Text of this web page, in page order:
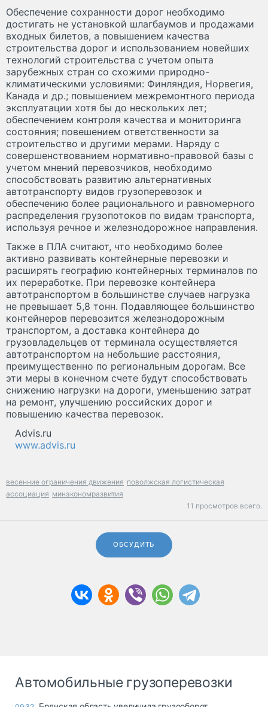
Обеспечение сохранности дорог необходимо
достигать не установкой шлагбаумов и продажами
входных билетов, а повышением качества
строительства дорог и использованием новейших
технологий строительства с учетом опыта
зарубежных стран со схожими природно-
климатическими условиями: Финляндия, Норвегия,
Канада и др.; повышением межремонтного периода
эксплуатации хотя бы до нескольких лет;
обеспечением контроля качества и мониторинга
состояния; повешением ответственности за
строительство и другими мерами. Наряду с
совершенствованием нормативно-правовой базы с
учетом мнений перевозчиков, необходимо
способствовать развитию альтернативных
автотранспорту видов грузоперевозок и
обеспечению более рационального и равномерного
распределения грузопотоков по видам транспорта,
используя речное и железнодорожное направления.
Также в ПЛА считают, что необходимо более
активно развивать контейнерные перевозки и
расширять географию контейнерных терминалов по
их переработке. При перевозке контейнера
автотранспортом в большинстве случаев нагрузка
не превышает 5,8 тонн. Подавляющее большинство
контейнеров перевозится железнодорожным
транспортом, а доставка контейнера до
грузовладельцев от терминала осуществляется
автотранспортом на небольшие расстояния,
преимущественно по региональным дорогам. Все
эти меры в конечном счете будут способствовать
снижению нагрузки на дороги, уменьшению затрат
на ремонт, улучшению российских дорог и
повышению качества перевозок.
Advis.ru
www.advis.ru
весенние ограничения движения поволжская логистическая
ассоциация минэкономразвития
11 просмотров всего.
ОБСУДИТЬ
Автомобильные грузоперевозки